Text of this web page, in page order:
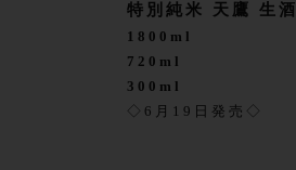
特別純米 天鷹 生酒
1800ml
720ml
300ml
◇6月19日発売◇